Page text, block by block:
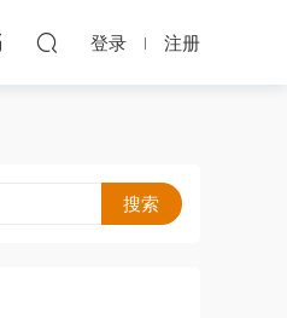
登录 注册